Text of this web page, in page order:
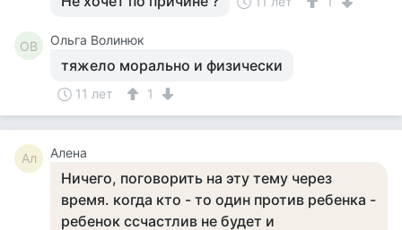
ОВ Ольга Волинюк
тяжело морально и физически
11 лет 1
Ал Алена
Ничего, поговорить на эту тему через
время. когда кто - то один против ребенка -
ребенок ссчастлив не будет и